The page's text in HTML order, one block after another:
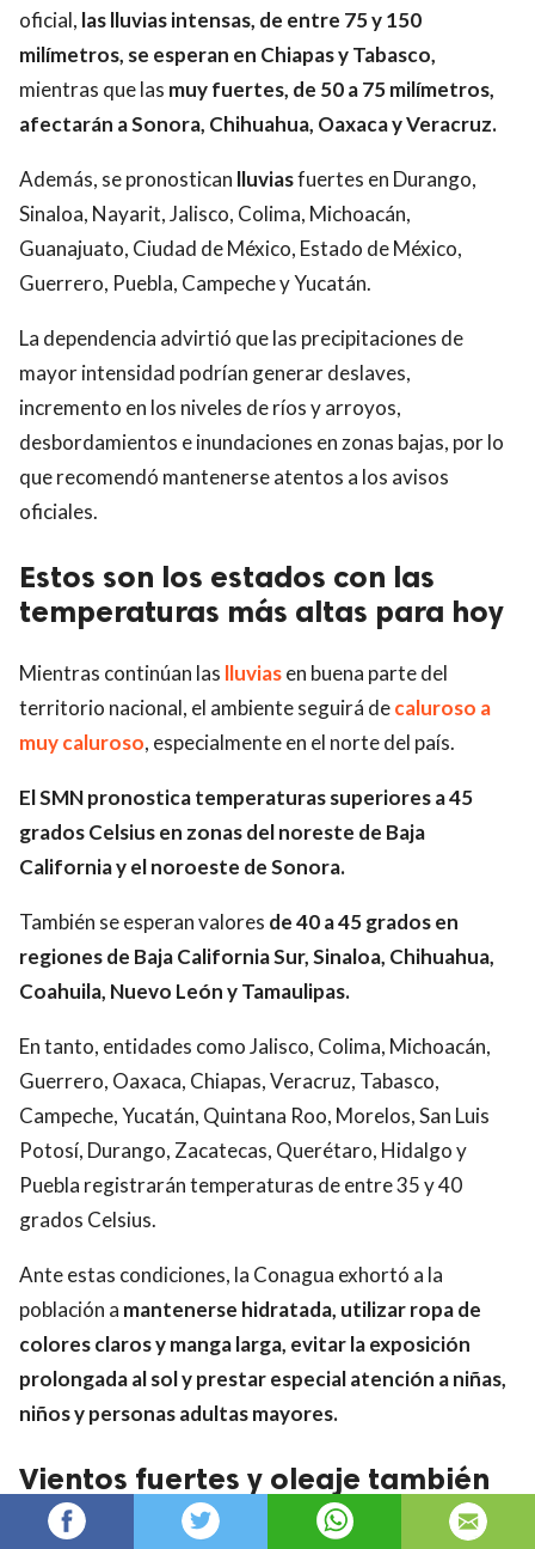
oficial, las lluvias intensas, de entre 75 y 150
milímetros, se esperan en Chiapas y Tabasco,
mientras que las muy fuertes, de 50 a 75 milímetros,
afectarán a Sonora, Chihuahua, Oaxaca y Veracruz.
Además, se pronostican lluviasfuertes en Durango,
Sinaloa, Nayarit, Jalisco, Colima, Michoacán,
Guanajuato, Ciudad de México, Estado de México,
Guerrero, Puebla, Campeche y Yucatán.
La dependencia advirtió que las precipitaciones de
mayor intensidad podrían generar deslaves,
incremento en los niveles de ríos y arroyos,
desbordamientos e inundaciones en zonas bajas, por lo
que recomendó mantenerse atentos a los avisos
oficiales.
Estos son los estados con las
temperaturas más altas para hoy
Mientras continúan las lluviasen buena parte del
territorio nacional, el ambiente seguirá decaluroso a
muy caluroso, especialmente en el norte del país.
El SMN pronostica temperaturas superiores a 45
grados Celsius en zonas del noreste de Baja
California y el noroeste de Sonora.
También se esperan valores de 40 a 45 grados en
regiones de Baja California Sur, Sinaloa, Chihuahua,
Coahuila, Nuevo León y Tamaulipas.
En tanto, entidades como Jalisco, Colima, Michoacán,
Guerrero, Oaxaca, Chiapas, Veracruz, Tabasco,
Campeche, Yucatán, Quintana Roo, Morelos, San Luis
Potosí, Durango, Zacatecas, Querétaro, Hidalgo y
Puebla registrarán temperaturas de entre 35 y 40
grados Celsius.
Ante estas condiciones, la Conagua exhortó a la
población a mantenerse hidratada, utilizar ropa de
colores claros y manga larga, evitar la exposición
prolongada al sol y prestar especial atención a niñas,
niños y personas adultas mayores.
Vientos fuertes y oleaje también
afectarán varias regiones